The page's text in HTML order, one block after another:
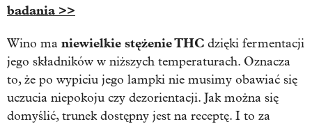
badania >>
Wino ma niewielkie stężenie THC dzięki fermentacji
jego składników w niższych temperaturach. Oznacza
to, że po wypiciu jego lampki nie musimy obawiać się
uczucia niepokoju czy dezorientacji. Jak można się
domyślić, trunek dostępny jest na receptę. I to za